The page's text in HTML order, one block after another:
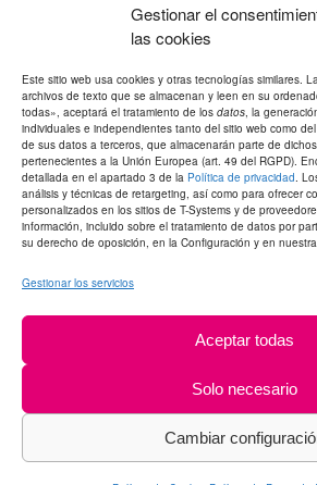
Gestionar el
las cookies
Este sitio web usa cookies y otras tecnologías similares.
archivos de texto que se almacenan y leen en su
todas», aceptará el tratamiento de los datos, la
individuales e independientes tanto del sitio web como
de sus datos a terceros, que almacenarán parte de
pertenecientes a la Unión Europea (art. 49 del RGPD).
detallada en el apartado 3 de la Política de privacidad.
análisis y técnicas de retargeting, así como para ofrecer
personalizados en los sitios de T-Systems y de
información, incluido sobre el tratamiento de datos por
su derecho de oposición, en la Configuración y en
Gestionar los servicios
Aceptar todas
Solo necesario
Cambiar
©2026ProfiECO Sistemas. Todos los
Política de Privacidad|
de Calidad